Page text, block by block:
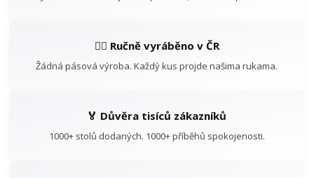
👷‍♂️ Ručně vyráběno v ČR
Žádná pásová výroba. Každý kus projde našima rukama.
🏅 Důvěra tisíců zákazníků
1000+ stolů dodaných. 1000+ příběhů spokojenosti.